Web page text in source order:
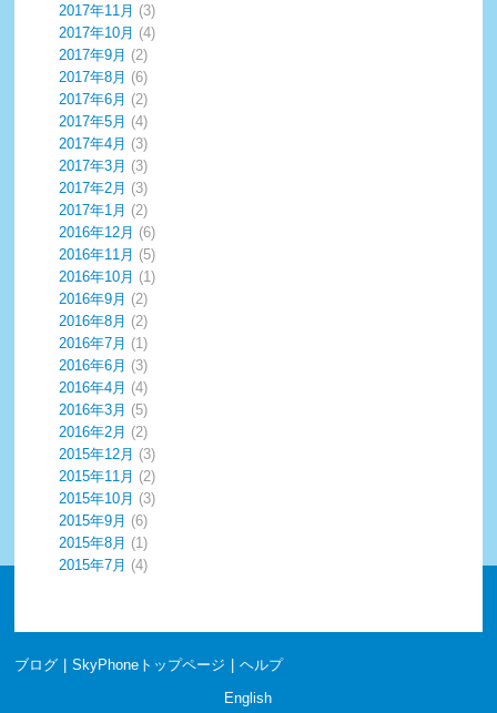
2017年11月 (3)
2017年10月 (4)
2017年9月 (2)
2017年8月 (6)
2017年6月 (2)
2017年5月 (4)
2017年4月 (3)
2017年3月 (3)
2017年2月 (3)
2017年1月 (2)
2016年12月 (6)
2016年11月 (5)
2016年10月 (1)
2016年9月 (2)
2016年8月 (2)
2016年7月 (1)
2016年6月 (3)
2016年4月 (4)
2016年3月 (5)
2016年2月 (2)
2015年12月 (3)
2015年11月 (2)
2015年10月 (3)
2015年9月 (6)
2015年8月 (1)
2015年7月 (4)
ブログ SkyPhoneトップページ
ヘルプ
English